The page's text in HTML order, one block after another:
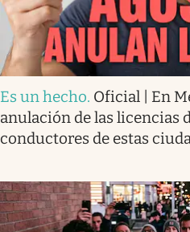
Es un hecho. Oficial | En
anulación de las licencias
conductores de estas